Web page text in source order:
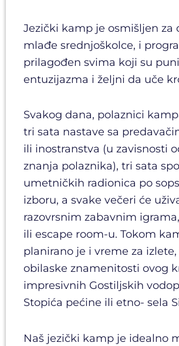
Jezički kamp je osmišljen za
mlađe srednjoškolce, i
prilagođen svima koji su puni
entuzijazma i željni da uče
Svakog dana, polaznici
tri sata nastave sa
ili inostranstva (u zavisnosti
znanja polaznika), tri sata
umetničkih radionica po
izboru, a svake večeri će
razovrsnim zabavnim
ili escape room-u. Tokom
planirano je i vreme za
obilaske znamenitosti ovog
impresivnih Gostiljskih
Stopića pećine ili etno- sela
Naš jezički kamp je idealno